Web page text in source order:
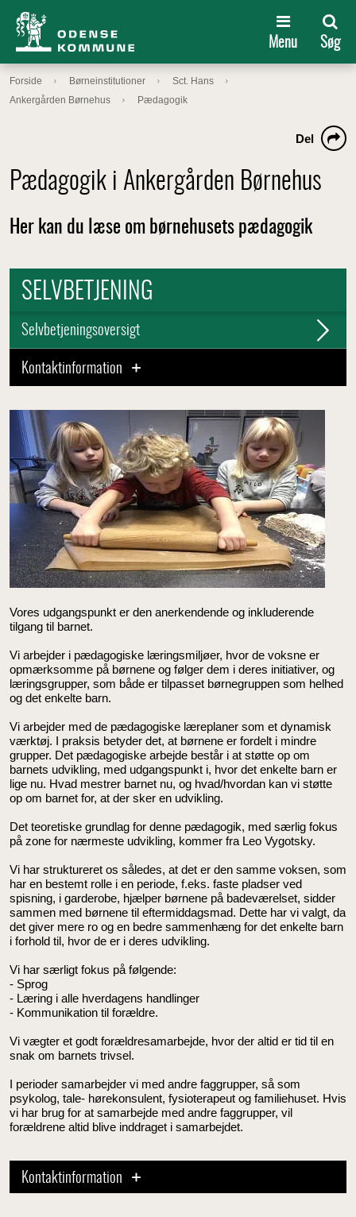
Menu Søg
Forside Børneinstitutioner
Sct. Hans
Ankergården Børnehus
Pædagogik
Pædagogik i Ankergården Børnehus
Del
Her kan du læse om børnehusets pædagogik
SELVBETJENING
Selvbetjeningsoversigt
Kontaktinformation
Vores udgangspunkt er den anerkendende og inkluderende
tilgang til barnet.
Vi arbejder i pædagogiske læringsmiljøer, hvor de voksne er
opmærksomme på børnene og følger dem i deres initiativer, og
læringsgrupper, som både er tilpasset børnegruppen som helhed
og det enkelte barn.
Vi arbejder med de pædagogiske læreplaner som et dynamisk
værktøj. I praksis betyder det, at børnene er fordelt i mindre
grupper. Det pædagogiske arbejde består i at støtte op om
barnets udvikling, med udgangspunkt i, hvor det enkelte barn er
lige nu. Hvad mestrer barnet nu, og hvad/hvordan kan vi støtte
op om barnet for, at der sker en udvikling.
Det teoretiske grundlag for denne pædagogik, med særlig fokus
på zone for nærmeste udvikling, kommer fra Leo Vygotsky.
Vi har struktureret os således, at det er den samme voksen, som
har en bestemt rolle i en periode, f.eks. faste pladser ved
spisning, i garderobe, hjælper børnene på badeværelset, sidder
sammen med børnene til eftermiddagsmad. Dette har vi valgt, da
det giver mere ro og en bedre sammenhæng for det enkelte barn
i forhold til, hvor de er i deres udvikling.
Vi har særligt fokus på følgende:
- Sprog
- Læring i alle hverdagens handlinger
- Kommunikation til forældre.
Vi vægter et godt forældresamarbejde, hvor der altid er tid til en
snak om barnets trivsel.
I perioder samarbejder vi med andre faggrupper, så som
psykolog, tale- hørekonsulent, fysioterapeut og familiehuset. Hvis
vi har brug for at samarbejde med andre faggrupper, vil
forældrene altid blive inddraget i samarbejdet.
Kontaktinformation